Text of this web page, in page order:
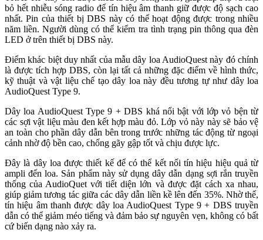
bỏ hết nhiễu sóng radio để tín hiệu âm thanh giữ được độ sạch cao
nhất. Pin của thiết bị DBS này có thể hoạt động được trong nhiều
năm liền. Người dùng có thể kiểm tra tình trạng pin thông qua đèn
LED ở trên thiết bị DBS này.
Điểm khác biệt duy nhất của mẫu dây loa AudioQuest này đó chính
là được tích hợp DBS, còn lại tất cả những đặc điểm về hình thức,
kỹ thuật và vật liệu chế tạo dây loa này đều tương tự như dây loa
AudioQuest Type 9.
Dây loa AudioQuest Type 9 + DBS khá nổi bật với lớp vỏ bện từ
các sợi vật liệu màu đen kết hợp màu đỏ. Lớp vỏ này này sẽ bảo vệ
an toàn cho phần dây dẫn bên trong trước những tác động từ ngoại
cảnh nhờ độ bền cao, chống gãy gập tốt và chịu được lực.
Đây là dây loa được thiết kế để có thể kết nối tín hiệu hiệu quả từ
ampli đến loa. Sản phẩm này sử dụng dây dẫn dạng sợi rắn truyền
thống của AudioQuet với tiết diện lớn và được đặt cách xa nhau,
giúp giảm tương tác giữa các dây dẫn liền kề lên đến 35%. Nhờ thế,
tín hiệu âm thanh được dây loa AudioQuest Type 9 + DBS truyền
dẫn có thể giảm méo tiếng và đảm bảo sự nguyên vẹn, không có bất
cứ biến dạng nào xảy ra.